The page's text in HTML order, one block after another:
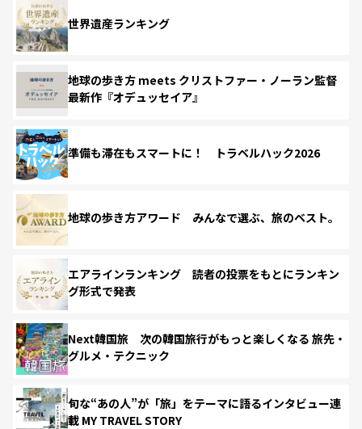
世界遺産ランキング
地球の歩き方 meets クリストファー・ノーラン監督
最新作『オデュッセイア』
準備も滞在もスマートに！ トラベルハック2026
地球の歩き方アワード みんなで選ぶ、旅のベスト。
エアラインランキング 読者の投票をもとにランキン
グ形式で発表
Next韓国旅 次の韓国旅行がもっと楽しくなる 旅先・
グルメ・テクニック
旬な“あの人”が「旅」をテーマに語るインタビュー連
載 MY TRAVEL STORY